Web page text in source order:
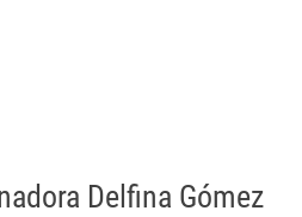
Delfina Gómez